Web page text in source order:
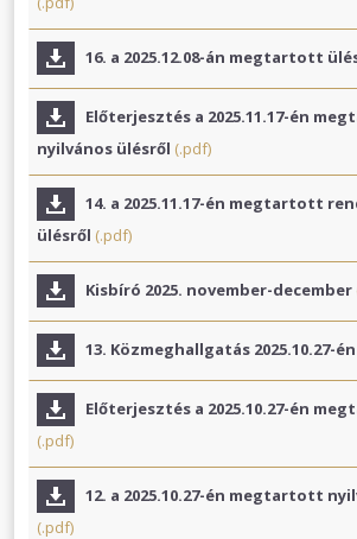
16. a 2025.12.08-án megtartott
Előterjesztés a 2025.11.17-én
nyilvános ülésről (.pdf)
14. a 2025.11.17-én megtartott
ülésről (.pdf)
Kisbíró 2025. november-december
13. Közmeghallgatás 2025.10.27-én
Előterjesztés a 2025.10.27-én
(.pdf)
12. a 2025.10.27-én megtartott
(.pdf)